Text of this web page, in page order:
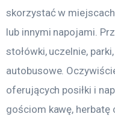
skorzystać w
lub innymi napojami.
stołówki, uczelnie,
autobusowe.
oferujących posiłki i
gościom kawę, herbatę